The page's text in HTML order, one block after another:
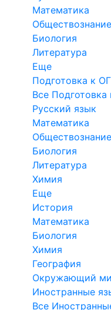
Математика
Обществознание
Биология
Литература
Еще
Подготовка к
Все Подготовка
Русский язык
Математика
Обществознание
Биология
Литература
Химия
Еще
История
Математика
Биология
Химия
География
Окружающий
Иностранные
Все